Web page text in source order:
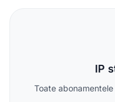
IP
Toate